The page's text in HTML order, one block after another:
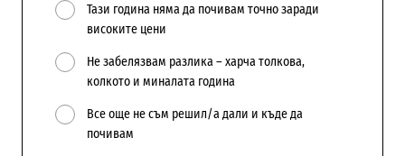
Тази година няма да почивам точно заради
високите цени
Не забелязвам разлика – харча толкова,
колкото и миналата година
Все още не съм решил/а дали и къде да
почивам